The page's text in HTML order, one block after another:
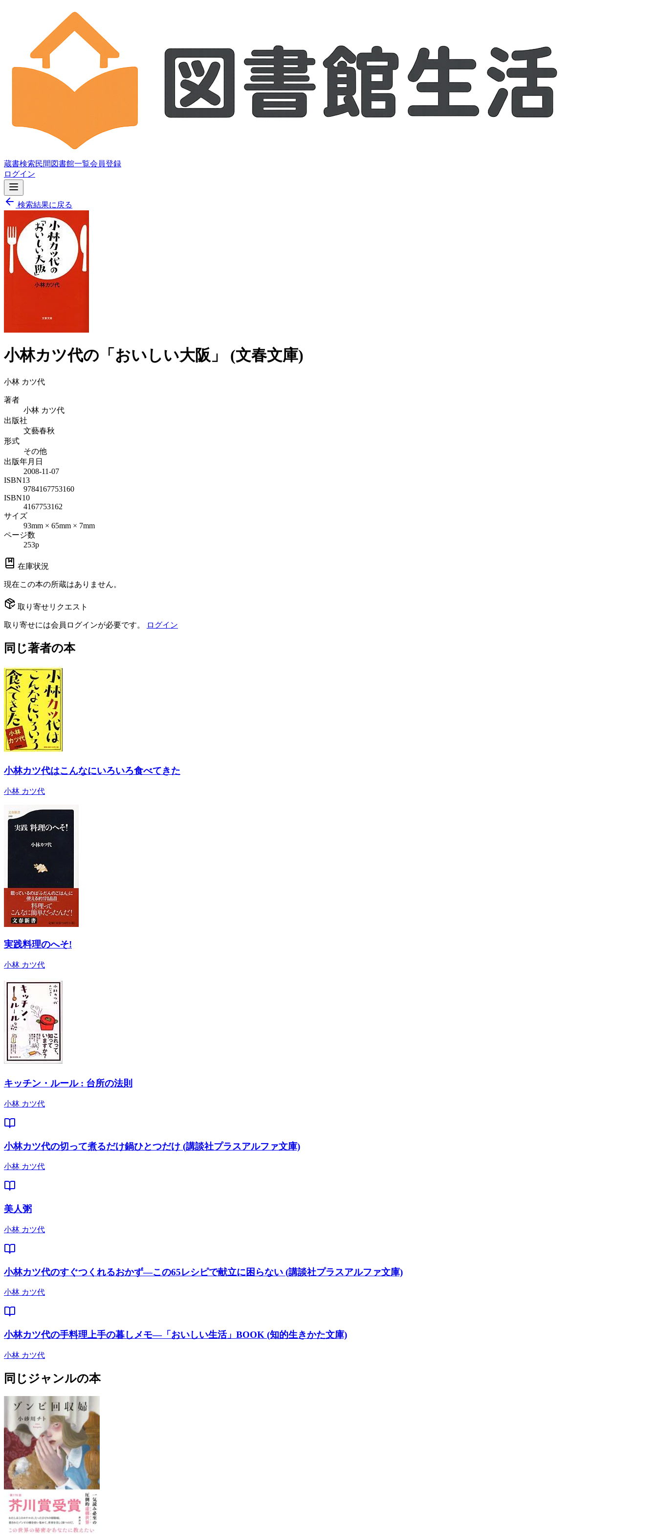
蔵書検索民間図書館一覧会員登録
ログイン
検索結果に戻る
小林カツ代の「おいしい大阪」 (文春文庫)
小林 カツ代
著者
小林 カツ代
出版社
文藝春秋
形式
その他
出版年月日
2008-11-07
ISBN13
9784167753160
ISBN10
4167753162
サイズ
93mm × 65mm × 7mm
ページ数
253p
在庫状況
現在この本の所蔵はありません。
取り寄せリクエスト
取り寄せには会員ログインが必要です。 ログイン
同じ著者の本
小林カツ代はこんなにいろいろ食べてきた
小林 カツ代
実践料理のへそ!
小林 カツ代
キッチン・ルール : 台所の法則
小林 カツ代
小林カツ代の切って煮るだけ鍋ひとつだけ (講談社プラスアルファ文庫)
小林 カツ代
美人粥
小林 カツ代
小林カツ代のすぐつくれるおかず―この65レシピで献立に困らない (講談社プラスアルファ文庫)
小林 カツ代
小林カツ代の手料理上手の暮しメモ―「おいしい生活」BOOK (知的生きかた文庫)
小林 カツ代
同じジャンルの本